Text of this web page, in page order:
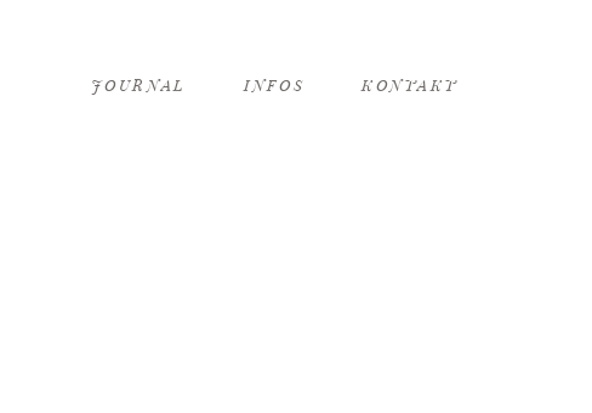
JOURNAL INFOS KONTAKT